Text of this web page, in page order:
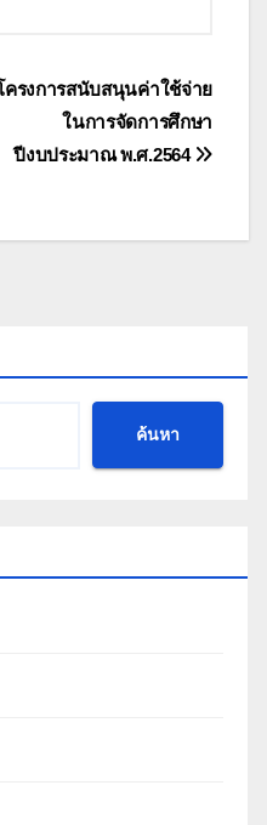
ครงการสนับสนุนค่าใช้จ่าย
ในการจัดการศึกษา
ปีงบประมาณ พ.ศ.2564
ค้นหา